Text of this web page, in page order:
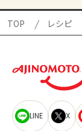
TOP レシピ
LINE X